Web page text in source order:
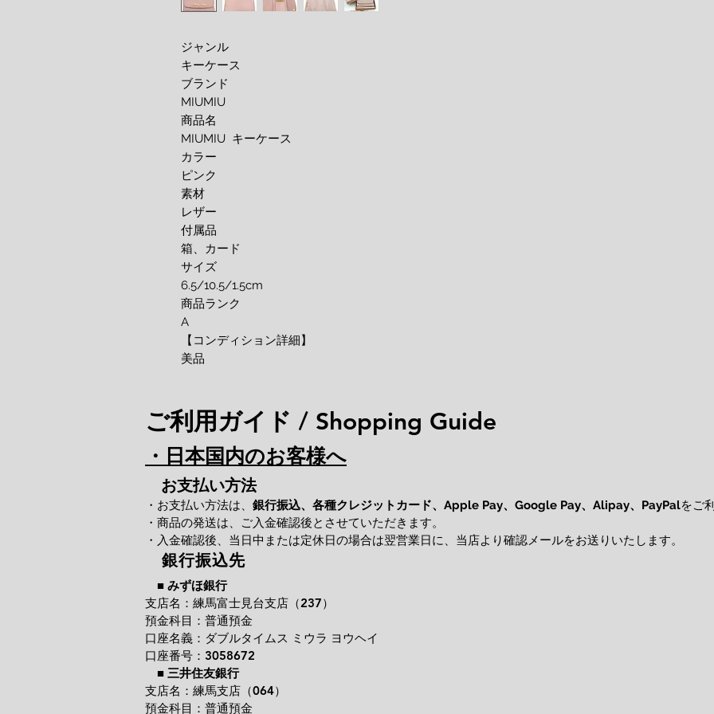
ジャンル
キーケース
ブランド
MIUMIU
商品名
MIUMIU  キーケース
カラー
ピンク
素材
レザー
付属品
箱、カード
サイズ
6.5/10.5/1.5cm
商品ランク
A
【コンディション詳細】
美品
ご利用ガイド / Shopping Guide
・日本国内のお客様へ
お支払い方法
・お支払い方法は、 銀行振込、各種クレジットカード、 Apple Pay、Google Pay、Alipay、PayPalをご
・商品の発送は、ご入金確認後とさせていただきます。
・入金確認後、当日中または定休日の場合は翌営業日に、当店より確認メールをお送りいたします。
銀行振込先
■ みずほ銀行
支店名：練馬富士見台支店（237）
預金科目：普通預金
口座名義：ダブルタイムス ミウラ ヨウヘイ
口座番号：3058672
■ 三井住友銀行
支店名：練馬支店（064）
預金科目：普通預金